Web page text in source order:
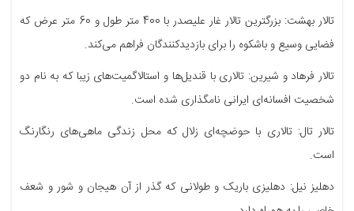
تالار بهشت: بزرگترین تالار غار علیصدر با 400 متر طول و 60 متر عرض که
فضایی وسیع و باشکوه را برای بازدیدکنندگان فراهم می‌کند.
تالار فرهاد و شیرین: تالاری با قندیل‌ها و استالاگمیت‌های زیبا که به نام دو
شخصیت افسانه‌ای ایرانی نامگذاری شده است.
تالار تال: تالاری با حوضچه‌ای زلال که محل زندگی ماهی‌های رنگارنگ
است.
دهلیز نیل: دهلیزی باریک و طولانی که گذر از آن هیجان و شور و شعف